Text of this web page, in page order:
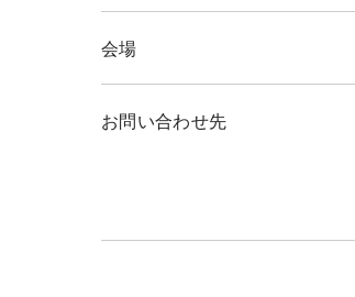
会場
お問い合わせ先